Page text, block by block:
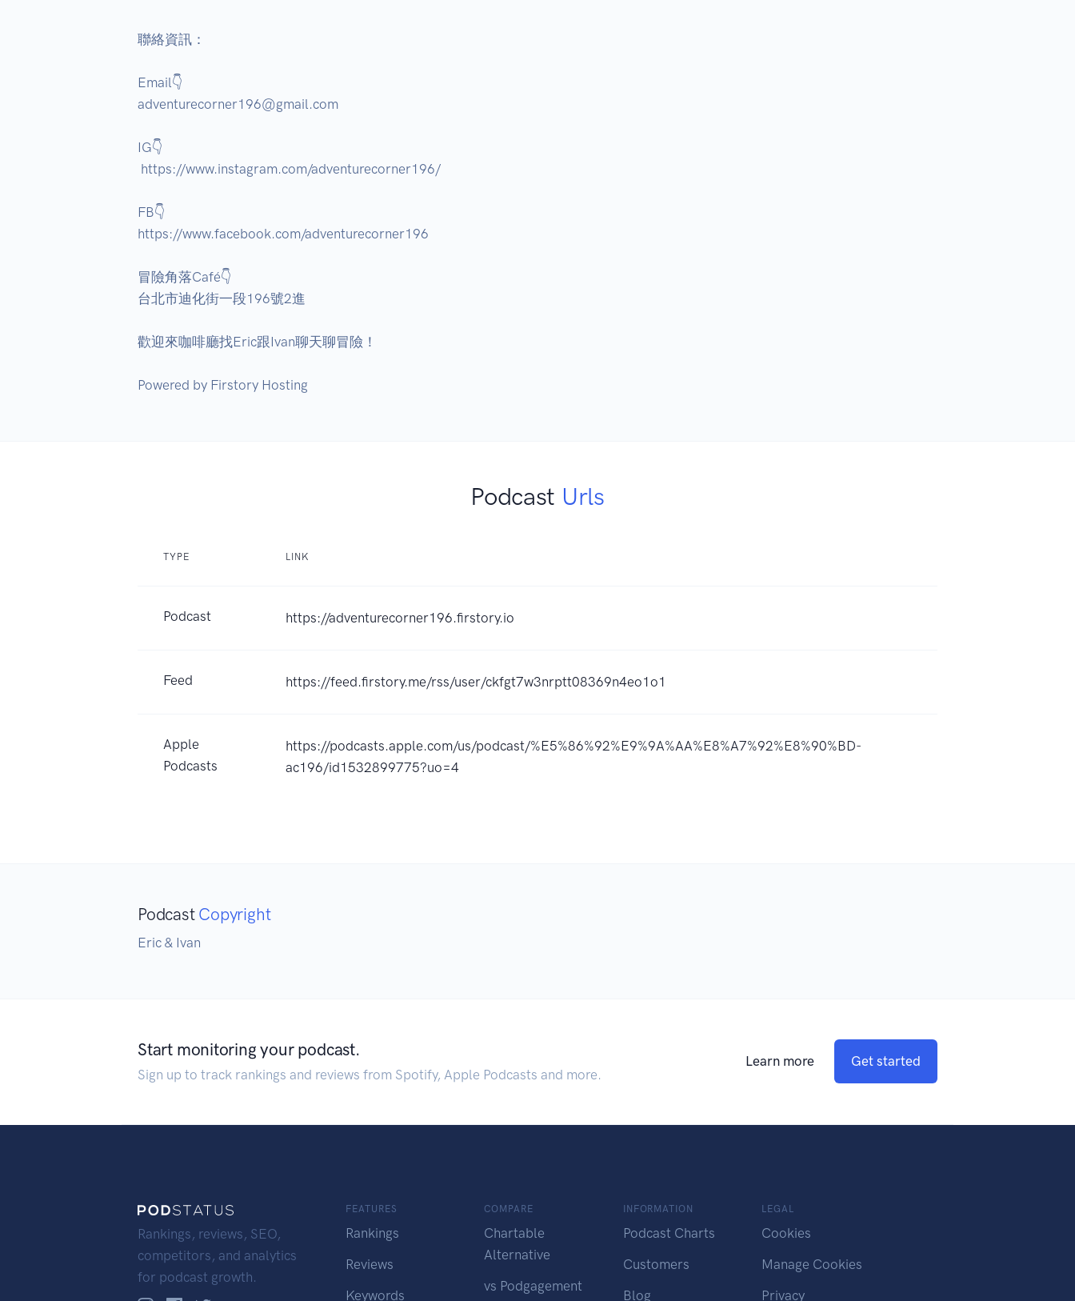
聯絡資訊：
Email👇
adventurecorner196@gmail.com
IG👇
FB👇
https://www.facebook.com/adventurecorner196
冒險角落Café👇
台北市迪化街一段196號2進
歡迎來咖啡廳找Eric跟Ivan聊天聊冒險！
Podcast Urls
TYPE LINK
Podcast https://adventurecorner196.firstory.io
Feed https://feed.firstory.me/rss/user/ckfgt7w3nrptt08369n4eo1o1
Apple
Podcasts
https://podcasts.apple.com/us/podcast/%E5%86%92%E9%9A%AA%E8%A7%92%E8%90%BD-
ac196/id1532899775?uo=4
Podcast Copyright
Eric & Ivan
Start monitoring your podcast.
Sign up to track rankings and reviews from Spotify, Apple Podcasts and more.
Learn more Get started
Rankings, reviews, SEO,
competitors, and analytics
for podcast growth.
FEATURES
Rankings
Reviews
Keywords
COMPARE
Chartable
Alternative
vs Podgagement
INFORMATION
Podcast Charts
Customers
Blog
LEGAL
Cookies
Manage Cookies
Privacy